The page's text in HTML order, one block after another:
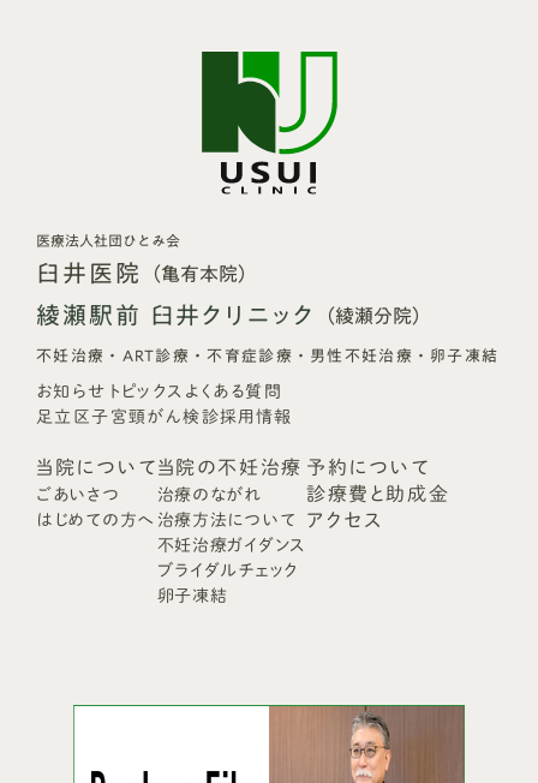
医療法人社団ひとみ会
臼井医院 （亀有本院）
綾瀬駅前 臼井クリニック （綾瀬分院）
不妊治療・ART診療・不育症診療・男性不妊治療・卵子凍結
お知らせ トピックス よくある質問
足立区子宮頸がん検診採用情報
当院について
ごあいさつ
はじめての方へ
当院の不妊治療
治療のながれ
治療方法について
不妊治療ガイダンス
ブライダルチェック
卵子凍結
予約について
診療費と助成金
アクセス